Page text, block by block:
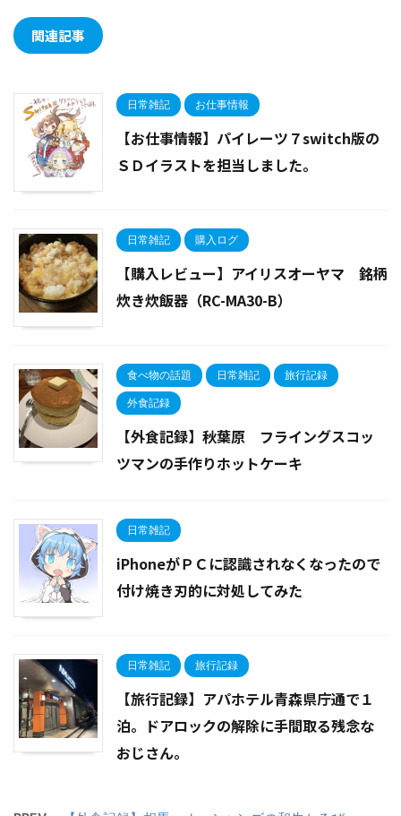
関連記事
日常雑記 お仕事情報
【お仕事情報】パイレーツ７switch版の
ＳＤイラストを担当しました。
日常雑記 購入ログ
【購入レビュー】アイリスオーヤマ 銘柄
炊き炊飯器（RC-MA30-B）
食べ物の話題 日常雑記 旅行記録
外食記録
【外食記録】秋葉原 フライングスコッ
ツマンの手作りホットケーキ
日常雑記
iPhoneがＰＣに認識されなくなったので
付け焼き刃的に対処してみた
日常雑記 旅行記録
【旅行記録】アパホテル青森県庁通で１
泊。ドアロックの解除に手間取る残念な
おじさん。